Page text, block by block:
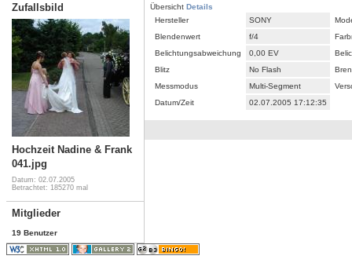
Zufallsbild
Hochzeit Nadine & Frank
041.jpg
Datum: 02.07.2005
Betrachtet: 185270 mal
Mitglieder
19 Benutzer
Übersicht Details
Hersteller
SONY
Blendenwert
f/4
Belichtungsabweichung
0,00 EV
Blitz
No Flash
Messmodus
Multi-Segment
Datum/Zeit
02.07.2005 17:12:35